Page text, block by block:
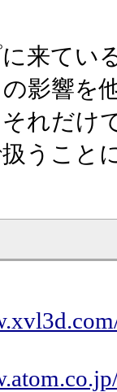
来てい
影響を
れだけ
うこと